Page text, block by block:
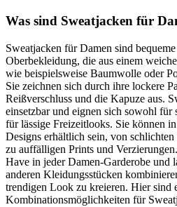
Was sind Sweatjacken für
Sweatjacken für Damen sind
Oberbekleidung, die aus einem
wie beispielsweise Baumwolle oder
Sie zeichnen sich durch ihre lockere
Reißverschluss und die Kapuze aus.
einsetzbar und eignen sich sowohl
für lässige Freizeitlooks. Sie können
Designs erhältlich sein, von
zu auffälligen Prints und
Have in jeder Damen-Garderobe und
anderen Kleidungsstücken
trendigen Look zu kreieren. Hier sind
Kombinationsmöglichkeiten für